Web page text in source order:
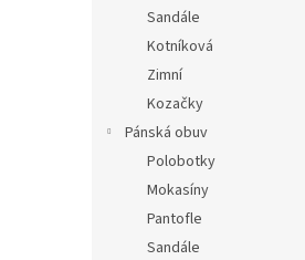
Sandále
Kotníková
Zimní
Kozačky
Pánská obuv
Polobotky
Mokasíny
Pantofle
Sandále